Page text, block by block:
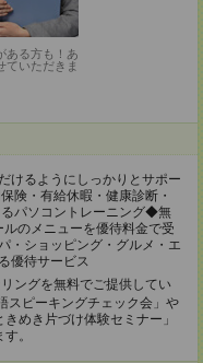
ある方も！あ
ていただきま
けるようにしっかりとサポー
険・有給休暇・健康診断・
パソコントレーニング◆無
のメニューを優待料金で受
・ショッピング・グルメ・エ
優待サービス
ングを無料でご提供してい
スピーキングチェック会」や
めき片づけ体験セミナー」
。